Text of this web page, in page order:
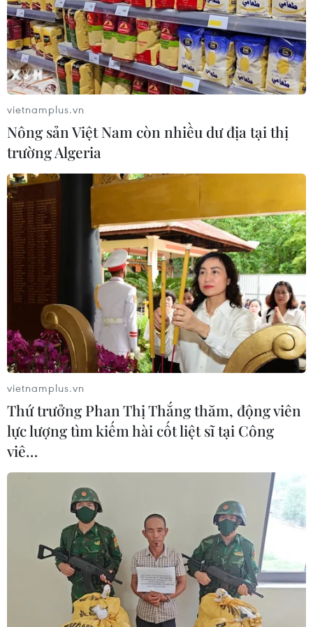
Xem thêm
Tổng Biên tập: TRẦN TIẾN DUẨN
Phó Tổng Biên tập: NGUYỄN THỊ TÁM, KHÚC THANH
THỦY
Sở hữu trí tuệ
Quy định sử dụng
RSS
Hỗ trợ
Ngôn ngữ
TTXVN
Dịch vụ tin
Quảng cáo
Liên hệ
Giấy phép số: 1374/GP-BTTTT do Bộ Thông tin và Truyền thông
Quảng cáo: Phó TBT Nguyễn Thị Tám: 093.5958688, Email:
tamvna@gmail.com
Điện thoại: (024) 39411349 - (024) 39411348, Fax: (024)
Email:vietnamplus2008@gmail.com
© Bản quyền thuộc về VietnamPlus, TTXVN. Cấm sao chép dưới
mọi hình thức nếu không có sự chấp thuận bằng văn bản.
vietnamplus.vn
Nông sản Việt Nam còn nhiều dư địa tại thị
trường Algeria
vietnamplus.vn
Thứ trưởng Phan Thị Thắng thăm, động viên
lực lượng tìm kiếm hài cốt liệt sĩ tại Công
viê…